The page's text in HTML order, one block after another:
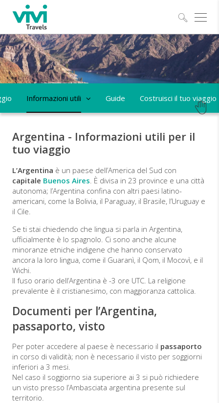
Informazioni utili Guide Costruisci il tuo viaggio
Argentina - Informazioni utili per il
tuo viaggio
L’Argentina è un paese dell’America del Sud con
capitale Buenos Aires. È divisa in 23 province e una città
autonoma; l’Argentina confina con altri paesi latino-
americani, come la Bolivia, il Paraguay, il Brasile, l’Uruguay e
il Cile.
Se ti stai chiedendo che lingua si parla in Argentina,
ufficialmente è lo spagnolo. Ci sono anche alcune
minoranze etniche indigene che hanno conservato
ancora la loro lingua, come il Guaranì, il Qom, il Mocovì, e il
Wichi.
Il fuso orario dell’Argentina è -3 ore UTC. La religione
prevalente è il cristianesimo, con maggioranza cattolica.
Documenti per l’Argentina,
passaporto, visto
Per poter accedere al paese è necessario il passaporto
in corso di validità; non è necessario il visto per soggiorni
inferiori a 3 mesi.
Nel caso il soggiorno sia superiore ai 3 si può richiedere
un visto presso l’Ambasciata argentina presente sul
territorio.